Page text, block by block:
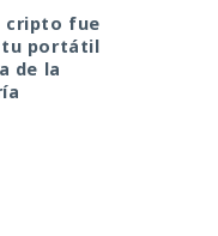
cripto fue
tu portátil
de la